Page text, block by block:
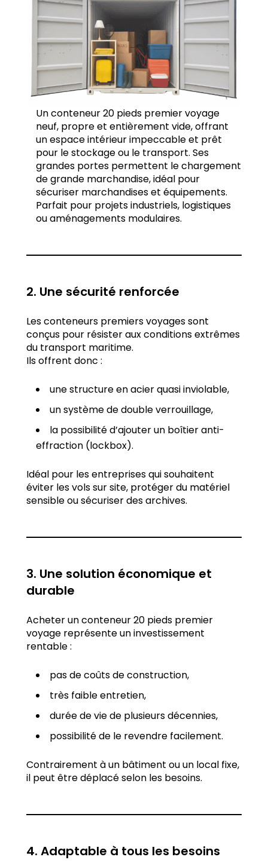
Un conteneur 20 pieds premier voyage
neuf, propre et entièrement vide, offrant
un espace intérieur impeccable et prêt
pour le stockage ou le transport. Ses
grandes portes permettent le chargement
de grande marchandise, idéal pour
sécuriser marchandises et équipements.
Parfait pour projets industriels, logistiques
ou aménagements modulaires.
2. Une sécurité renforcée
Les conteneurs premiers voyages sont
conçus pour résister aux conditions extrêmes
du transport maritime.
Ils offrent donc :
une structure en acier quasi inviolable,
un système de double verrouillage,
la possibilité d’ajouter un boîtier anti-
effraction (lockbox).
Idéal pour les entreprises qui souhaitent
éviter les vols sur site, protéger du matériel
sensible ou sécuriser des archives.
3. Une solution économique et
durable
Acheter un conteneur 20 pieds premier
voyage représente un investissement
rentable :
pas de coûts de construction,
très faible entretien,
durée de vie de plusieurs décennies,
possibilité de le revendre facilement.
Contrairement à un bâtiment ou un local fixe,
il peut être déplacé selon les besoins.
4. Adaptable à tous les besoins